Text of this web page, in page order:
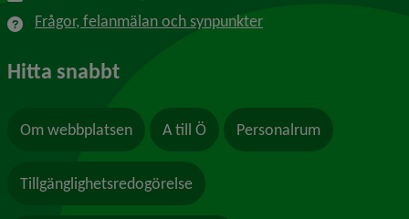
Frågor, felanmälan och synpunkter
Hitta snabbt
Om webbplatsen A till Ö Personalrum
Tillgänglighetsredogörelse